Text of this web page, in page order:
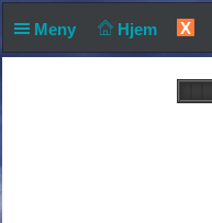
Meny Hjem X